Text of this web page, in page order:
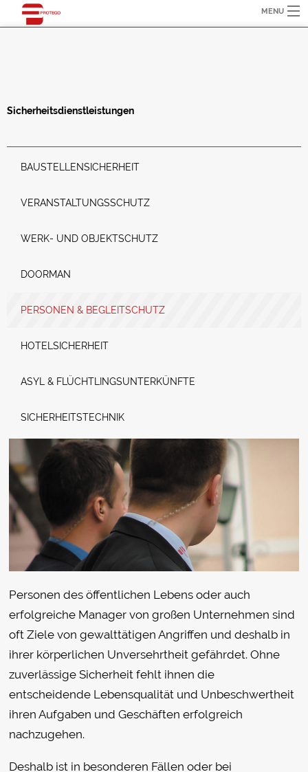
MENU
KONTAKT
Sicherheitsdienstleistungen
BAUSTELLENSICHERHEIT
VERANSTALTUNGSSCHUTZ
WERK- UND OBJEKTSCHUTZ
DOORMAN
PERSONEN & BEGLEITSCHUTZ
HOTELSICHERHEIT
ASYL & FLÜCHTLINGSUNTERKÜNFTE
SICHERHEITSTECHNIK
Personen des öffentlichen Lebens oder auch
erfolgreiche Manager von großen Unternehmen sind
oft Ziele von gewalttätigen Angriffen und deshalb in
ihrer körperlichen Unversehrtheit gefährdet. Ohne
zuverlässige Sicherheit fehlt ihnen die
entscheidende Lebensqualität und Unbeschwertheit
ihren Aufgaben und Geschäften erfolgreich
nachzugehen.
Deshalb ist in besonderen Fällen oder bei